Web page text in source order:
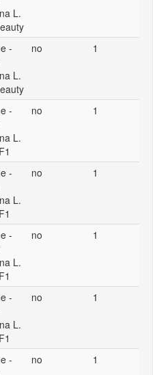
L.
-
L.
no 1
-
L.
no 1
-
L.
no 1
-
L.
no 1
-
L.
no 1
-
no 1